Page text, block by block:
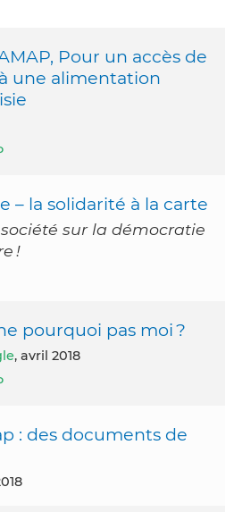
Pour un accès de
une alimentation
– la solidarité à la carte
sur la démocratie
!
pourquoi pas moi ?
, avril 2018
: des documents de